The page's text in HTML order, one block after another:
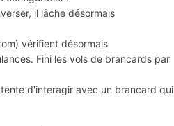
il lâche désormais
vérifient désormais
Fini les vols de brancards par
d'interagir avec un brancard qui